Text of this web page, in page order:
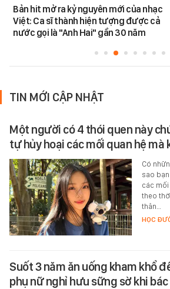
Bản hit mở ra kỷ nguyên mới của nhạc
Việt: Ca sĩ thành hiện tượng được cả
nước gọi là "Anh Hai" gần 30 năm
TIN MỚI CẬP NHẬT
Một người có 4 thói quen này
tự hủy hoại các mối quan hệ mà
Có
sao
các
theo
thân…
HỌC
Suốt 3 năm ăn uống kham khổ
phụ nữ nghỉ hưu sững sờ khi